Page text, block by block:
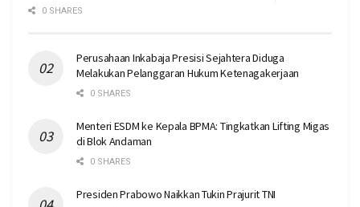
0 SHARES
Perusahaan Inkabaja Presisi Sejahtera Diduga
Melakukan Pelanggaran Hukum Ketenagakerjaan
0 SHARES
Menteri ESDM ke Kepala BPMA: Tingkatkan Lifting Migas
di Blok Andaman
0 SHARES
Presiden Prabowo Naikkan Tukin Prajurit TNI